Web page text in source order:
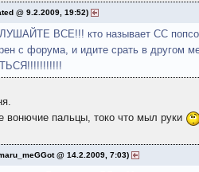
@ 9.2.2009, 19:52)
ВСЕ!!! кто называет СС
с форума, и идите срать в другом
вонючие пальцы, токо что мыл руки
@ 14.2.2009, 7:03)